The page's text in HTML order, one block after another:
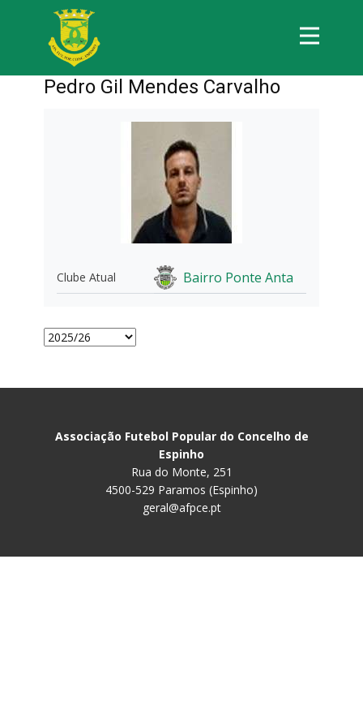
Pedro Gil Mendes Carvalho
Clube Atual Bairro Ponte Anta
Associação Futebol Popular do Concelho de
Espinho
Rua do Monte, 251
4500-529 Paramos (Espinho)
geral@afpce.pt